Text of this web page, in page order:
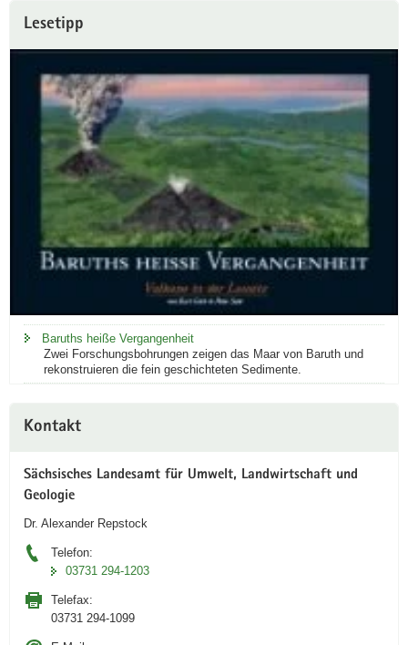
Lesetipp
Baruths heiße Vergangenheit
Zwei Forschungsbohrungen zeigen das Maar von Baruth und
rekonstruieren die fein geschichteten Sedimente.
Kontakt
Sächsisches Landesamt für Umwelt, Landwirtschaft und
Geologie
Dr. Alexander Repstock
Telefon:
03731 294-1203
Telefax:
03731 294-1099